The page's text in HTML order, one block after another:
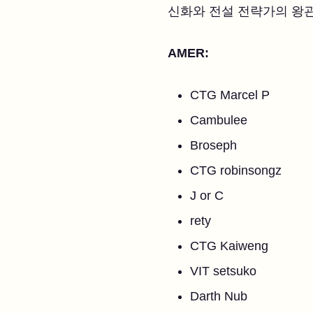
신화와 전설 전략가의 왕
AMER:
CTG Marcel P
Cambulee
Broseph
CTG robinsongz
J or C
rety
CTG Kaiweng
VIT setsuko
Darth Nub